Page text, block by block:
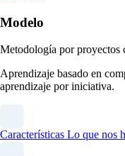
Modelo
Metodología por
Aprendizaje basado en
aprendizaje por iniciativa.
Características Lo que nos